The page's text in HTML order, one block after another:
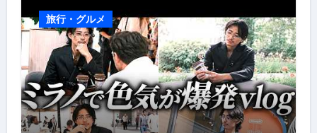
旅行・グルメ